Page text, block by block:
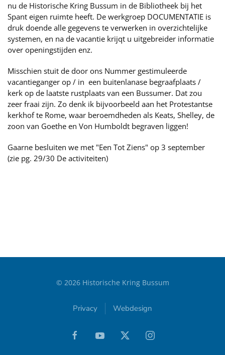
nu de Historische Kring Bussum in de Bibliotheek bij het
Spant eigen ruimte heeft. De werkgroep DOCUMENTATIE is
druk doende alle gegevens te verwerken in overzichtelijke
systemen, en na de vacantie krijqt u uitgebreider informatie
over openingstijden enz.
Misschien stuit de door ons Nummer gestimuleerde
vacantieganger op / in een buitenlanase begraafplaats /
kerk op de laatste rustplaats van een Bussumer. Dat zou
zeer fraai zijn. Zo denk ik bijvoorbeeld aan het Protestantse
kerkhof te Rome, waar beroemdheden als Keats, Shelley, de
zoon van Goethe en Von Humboldt begraven liggen!
Gaarne besluiten we met "Een Tot Ziens" op 3 september
(zie pg. 29/30 De activiteiten)
© 2026Historische Kring Bussum
Privacy Webdesign